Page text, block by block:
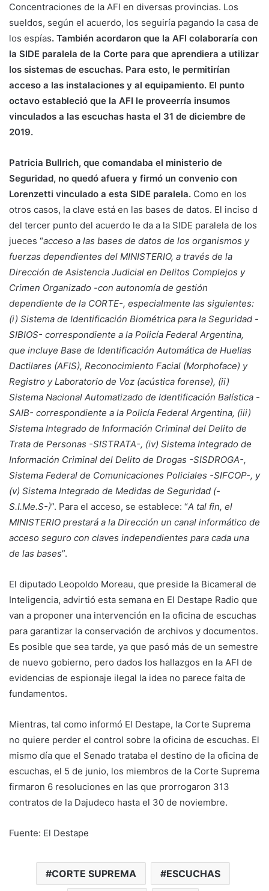
Concentraciones de la AFI en diversas provincias. Los
sueldos, según el acuerdo, los seguiría pagando la casa de
los espías. También acordaron que la AFI colaboraría con
la SIDE paralela de la Corte para que aprendiera a utilizar
los sistemas de escuchas. Para esto, le permitirían
acceso a las instalaciones y al equipamiento. El punto
octavo estableció que la AFI le proveerría insumos
vinculados a las escuchas hasta el 31 de diciembre de
2019.
Patricia Bullrich, que comandaba el ministerio de
Seguridad, no quedó afuera y firmó un convenio con
Lorenzetti vinculado a esta SIDE paralela. Como en los
otros casos, la clave está en las bases de datos. El inciso d
del tercer punto del acuerdo le da a la SIDE paralela de los
jueces “acceso a las bases de datos de los organismos y
fuerzas dependientes del MINISTERIO, a través de la
Dirección de Asistencia Judicial en Delitos Complejos y
Crimen Organizado -con autonomía de gestión
dependiente de la CORTE-, especialmente las siguientes:
(i) Sistema de Identificación Biométrica para la Seguridad -
SIBIOS- correspondiente a la Policía Federal Argentina,
que incluye Base de Identificación Automática de Huellas
Dactilares (AFIS), Reconocimiento Facial (Morphoface) y
Registro y Laboratorio de Voz (acústica forense), (ii)
Sistema Nacional Automatizado de Identificación Balística -
SAIB- correspondiente a la Policía Federal Argentina, (iii)
Sistema Integrado de Información Criminal del Delito de
Trata de Personas -SISTRATA-, (iv) Sistema Integrado de
Información Criminal del Delito de Drogas -SISDROGA-,
Sistema Federal de Comunicaciones Policiales -SIFCOP-, y
(v) Sistema Integrado de Medidas de Seguridad (-
S.I.Me.S-)”. Para el acceso, se establece: “A tal fin, el
MINISTERIO prestará a la Dirección un canal informático de
acceso seguro con claves independientes para cada una
de las bases”.
El diputado Leopoldo Moreau, que preside la Bicameral de
Inteligencia, advirtió esta semana en El Destape Radio que
van a proponer una intervención en la oficina de escuchas
para garantizar la conservación de archivos y documentos.
Es posible que sea tarde, ya que pasó más de un semestre
de nuevo gobierno, pero dados los hallazgos en la AFI de
evidencias de espionaje ilegal la idea no parece falta de
fundamentos.
Mientras, tal como informó El Destape, la Corte Suprema
no quiere perder el control sobre la oficina de escuchas. El
mismo día que el Senado trataba el destino de la oficina de
escuchas, el 5 de junio, los miembros de la Corte Suprema
firmaron 6 resoluciones en las que prorrogaron 313
contratos de la Dajudeco hasta el 30 de noviembre.
Fuente: El Destape
CORTE SUPREMA ESCUCHAS